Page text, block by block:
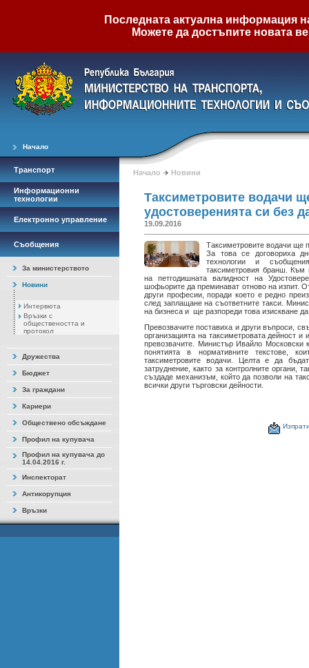
Последната актуална информация
Можете да достъпите новата
Начало
Транспорт
Информационни
технологии
Електронно управление
Съобщения
За министерството
Новини
Интервюта
Връзки с
обществеността и
протокол
Дружества
Бюджет
За граждани
Кариери
Обществено обсъждане
Профил на купувача
Профил на купувача до
14.04.2016 г.
Инспекторат
Антикорупция
Връзки
Начало Новини
Таксиметровите водачи
удостоверенията си без
19.09.2016
Таксиметровите водачи ще
За това се договориха
технологии и
таксиметровия бранш. Към
на петгодишната валидност на
шофьорите да преминават отново на изпит.
други професии, поради което е редно
след заплащане на съответните такси.
на бизнеса и ще разпореди това изискване
Превозвачите поставиха и други въпроси,
организацията на таксиметровата дейност
превозвачите. Министър Ивайло Московски
понятията в нормативните текстове,
таксиметровите водачи. Целта е да
затруднение, както за контролните
създаде механизъм, който да позволи на
всички други търговски дейности.